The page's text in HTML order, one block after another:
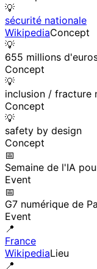
💡
sécurité nationale
WikipediaConcept
💡
655 millions
Concept
💡
inclusion / fracture
Concept
💡
safety by design
Concept
📅
Semaine de l'IA
Event
📅
G7 numérique de
Event
📍
France
WikipediaLieu
📍